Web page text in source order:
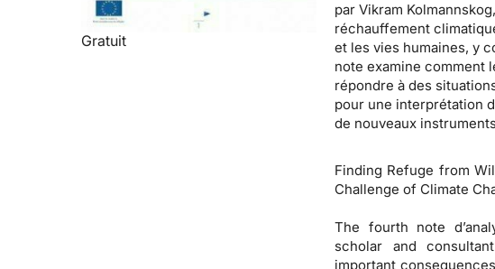
Gratuit
parVikram Kolmannskog
réchauffement
et les vies humaines, y
note examine comment
répondre à des
pour une interprétation
de nouveaux
Finding Refuge from
Challenge of Climate
The fourth note
scholar and
important